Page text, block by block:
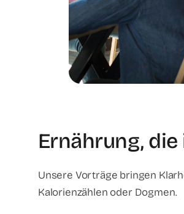
Ernährung,
Unsere Vorträge bringen
Kalorienzählen oder Dogmen.